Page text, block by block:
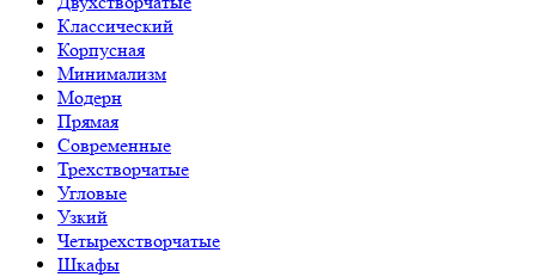
Классический
Корпусная
Минимализм
Модерн
Прямая
Современные
Трехстворчатые
Угловые
Узкий
Четырехстворчатые
Шкафы